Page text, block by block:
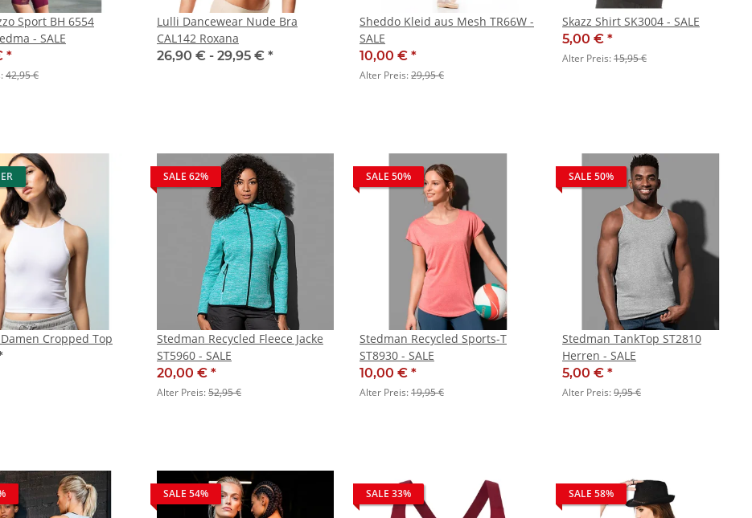
Sport BH 6554
- SALE
*
42,95 €
Lulli Dancewear Nude Bra
CAL142 Roxana
26,90 € - 29,95 € *
Sheddo Kleid aus Mesh TR66W -
SALE
10,00 € *
Alter Preis:29,95 €
Skazz Shirt SK3004 - SALE
5,00 € *
Alter Preis:15,95 €
Cropped Top
SALE 62%
Stedman Recycled Fleece Jacke
ST5960 - SALE
20,00 € *
Alter Preis:52,95 €
SALE 50%
Stedman Recycled Sports-T
ST8930 - SALE
10,00 € *
Alter Preis:19,95 €
SALE 50%
Stedman TankTop ST2810
Herren - SALE
5,00 € *
Alter Preis:9,95 €
SALE 54% SALE 33% SALE 58%